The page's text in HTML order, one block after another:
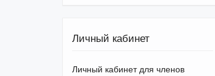
Личный кабинет
Личный кабинет для членов